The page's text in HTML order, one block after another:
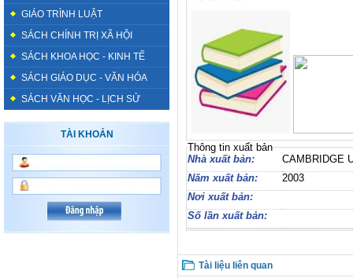
GIÁO TRÌNH LUẬT
SÁCH CHÍNH TRỊ XÃ HỘI
SÁCH KHOA HỌC - KINH TẾ
SÁCH GIÁO DỤC - VĂN HÓA
SÁCH VĂN HỌC - LỊCH SỬ
TÀI KHOẢN
Thông tin xuất bản
Nhà xuất bản:
CAMBRIDGE
Năm xuất bản:
2003
Nơi xuất bản:
Số lần xuất bản:
Tài liệu liên quan